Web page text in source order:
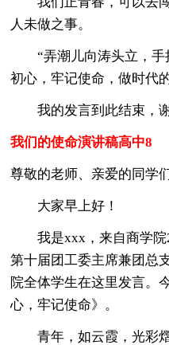
人未做之事。
“弄潮儿向涛头立，手
初心，牢记使命，做时代
我的发言到此结束，谢
我们的使命演讲稿高中8
尊敬的老师、亲爱的同学
大家早上好！
我是xxx，来自商学院
第十届团工委主席兼团总
院全体学生在这里发言。
心，牢记使命》。
青年，如云霞，光彩熠